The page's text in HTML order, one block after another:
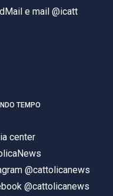
e mail @icatt
TEMPO
center
@cattolicanews
@cattolicanews